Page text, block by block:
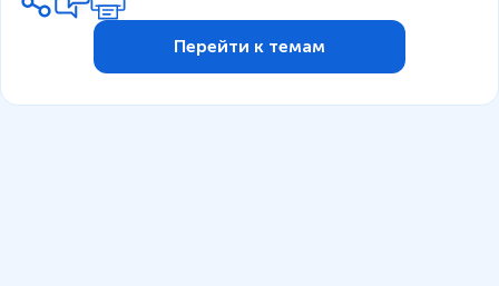
Перейти к темам